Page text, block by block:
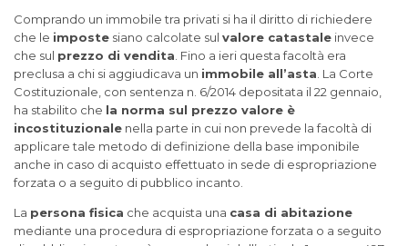
Comprando un immobile tra privati si ha il diritto di richiedere
che le imposte siano calcolate sul valore catastale invece
che sul prezzo di vendita . Fino a ieri questa facoltà era
preclusa a chi si aggiudicava un immobile all’asta . La Corte
Costituzionale, con sentenza n. 6/2014 depositata il 22 gennaio,
ha stabilito che la norma sul prezzo valore è
incostituzionale nella parte in cui non prevede la facoltà di
applicare tale metodo di definizione della base imponibile
anche in caso di acquisto effettuato in sede di espropriazione
forzata o a seguito di pubblico incanto.
La persona fisica che acquista una casa di abitazione
mediante una procedura di espropriazione forzata o a seguito